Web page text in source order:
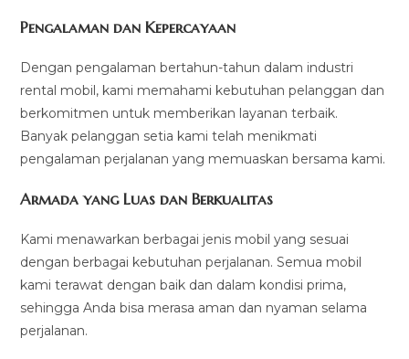
Pengalaman dan Kepercayaan
Dengan pengalaman bertahun-tahun dalam industri
rental mobil, kami memahami kebutuhan pelanggan dan
berkomitmen untuk memberikan layanan terbaik.
Banyak pelanggan setia kami telah menikmati
pengalaman perjalanan yang memuaskan bersama kami.
Armada yang Luas dan Berkualitas
Kami menawarkan berbagai jenis mobil yang sesuai
dengan berbagai kebutuhan perjalanan. Semua mobil
kami terawat dengan baik dan dalam kondisi prima,
sehingga Anda bisa merasa aman dan nyaman selama
perjalanan.